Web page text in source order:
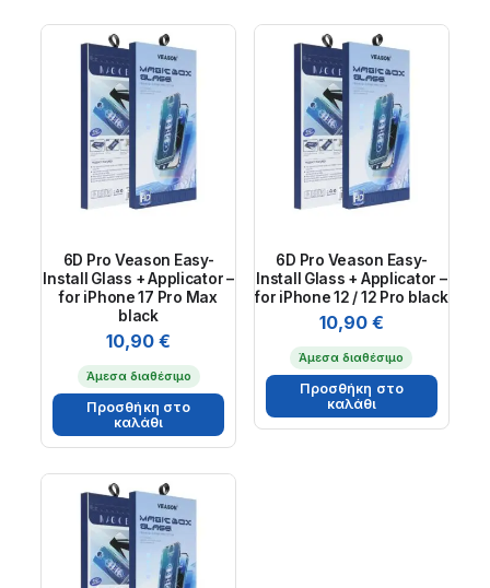
6D Pro Veason Easy-
Install Glass + Applicator –
for iPhone 17 Pro Max
black
10,90€
Άμεσα διαθέσιμο
Προσθήκη στο
καλάθι
6D Pro Veason Easy-
Install Glass + Applicator –
for iPhone 12 / 12 Pro black
10,90 €
Άμεσα διαθέσιμο
Προσθήκη στο
καλάθι